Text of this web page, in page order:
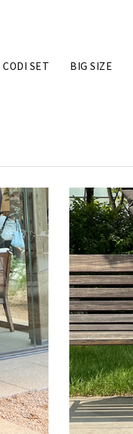
CODI SET BIG SIZE